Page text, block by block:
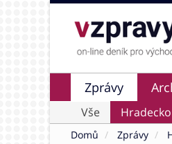
Zprávy
Vše Hradecko
Domů Zprávy